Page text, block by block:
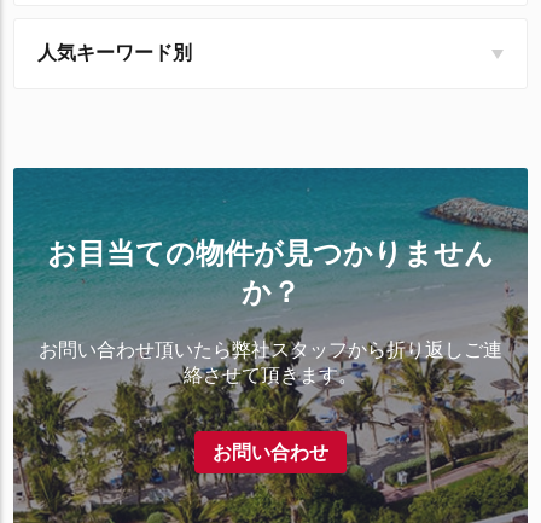
人気キーワード別
お目当ての物件が見つかりません
か？
お問い合わせ頂いたら弊社スタッフから折り返しご連
絡させて頂きます。
お問い合わせ